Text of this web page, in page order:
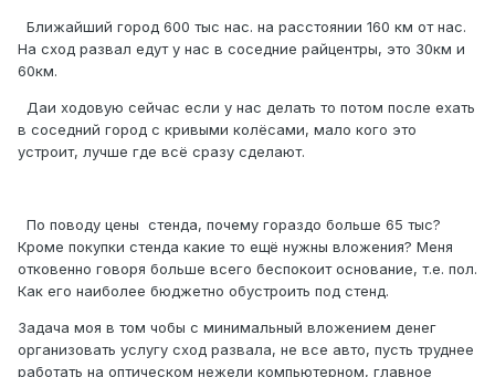
Ближайший город 600 тыс нас. на расстоянии 160 км от нас.
На сход развал едут у нас в соседние райцентры, это 30км и
60км.
Даи ходовую сейчас если у нас делать то потом после ехать
в соседний город с кривыми колёсами, мало кого это
устроит, лучше где всё сразу сделают.
По поводу цены стенда, почему гораздо больше 65 тыс?
Кроме покупки стенда какие то ещё нужны вложения? Меня
отковенно говоря больше всего беспокоит основание, т.е. пол.
Как его наиболее бюджетно обустроить под стенд.
Задача моя в том чобы с минимальный вложением денег
организовать услугу сход развала, не все авто, пусть труднее
работать на оптическом нежели компьютерном, главное